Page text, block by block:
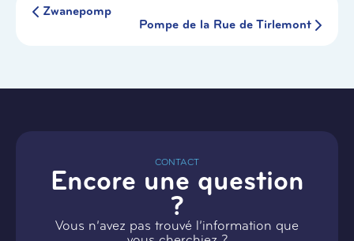
Zwanepomp
Pompe de la Rue de Tirlemont
CONTACT
Encore une question
?
Vous n’avez pas trouvé l’information que